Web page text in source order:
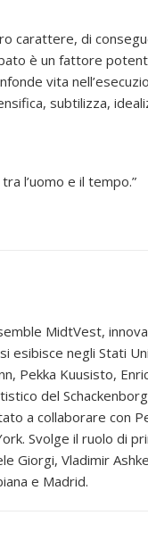
carattere, di
è un fattore
vita
subtilizza,
l’uomo e il tempo.”
MidtVest,
esibisce negli Stati
Pekka Kuusisto,
del
a collaborare con
Svolge il ruolo di
Giorgi, Vladimir
e Madrid.